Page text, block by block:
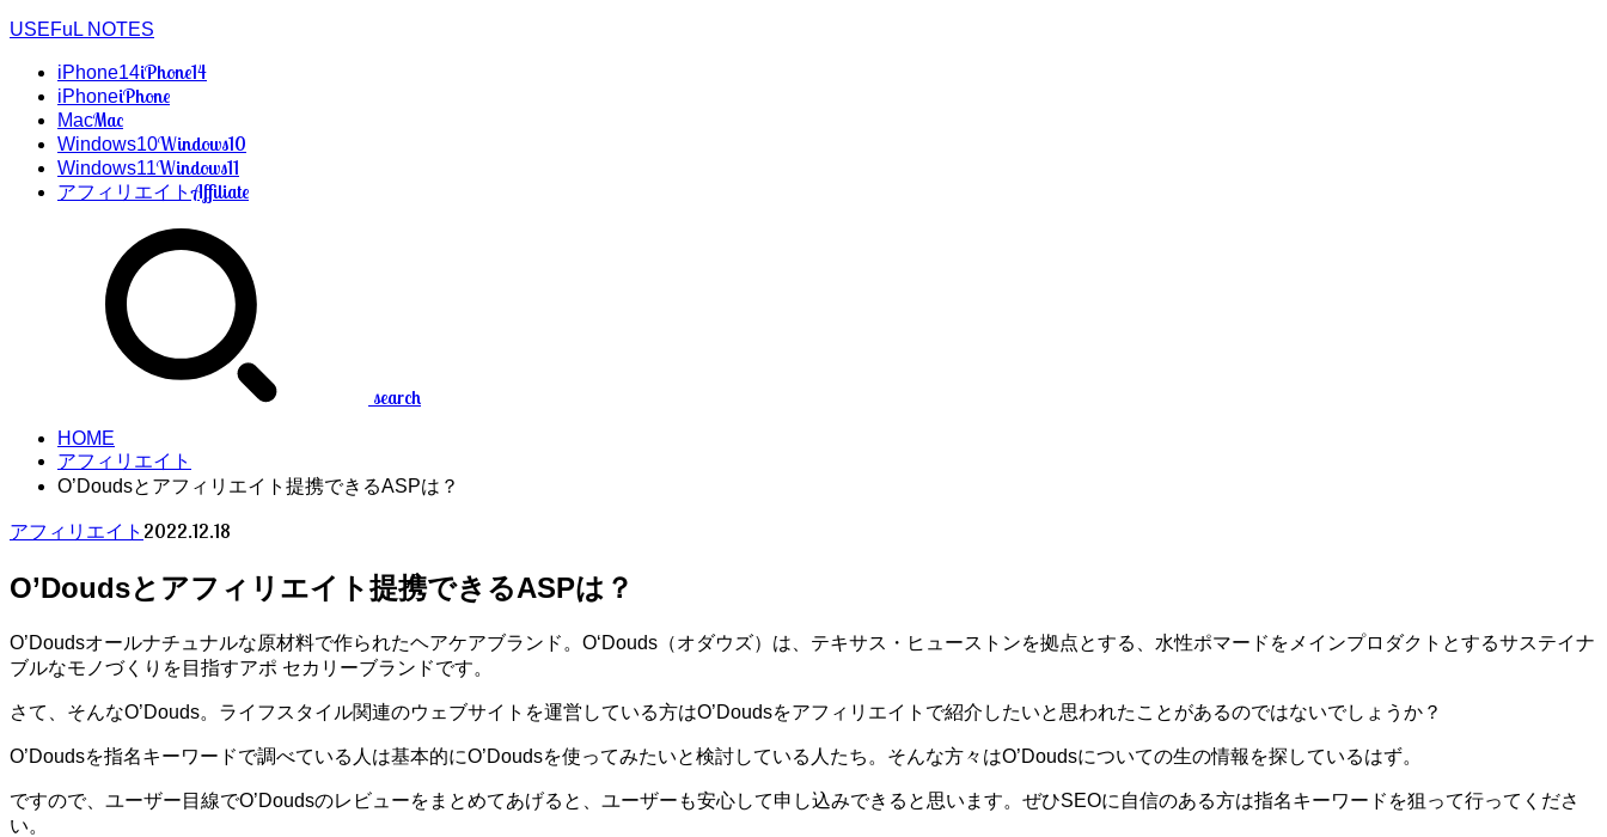
USEFuL NOTES
iPhone14iPhone14
iPhoneiPhone
MacMac
Windows10Windows10
Windows11Windows11
アフィリエイトAffiliate
search
HOME
アフィリエイト
O’Doudsとアフィリエイト提携できるASPは？
アフィリエイト 2022.12.18
O’Doudsとアフィリエイト提携できるASPは？
O’Doudsオールナチュナルな原材料で作られたヘアケアブランド。O‘Douds（オダウズ）は、テキサス・ヒューストンを拠点とする、水性ポマードをメインプロダクトとするサステイナ
ブルなモノづくりを目指すアポ セカリーブランドです。
さて、そんなO’Douds。ライフスタイル関連のウェブサイトを運営している方はO’Doudsをアフィリエイトで紹介したいと思われたことがあるのではないでしょうか？
O’Doudsを指名キーワードで調べている人は基本的にO’Doudsを使ってみたいと検討している人たち。そんな方々はO’Doudsについての生の情報を探しているはず。
ですので、ユーザー目線でO’Doudsのレビューをまとめてあげると、ユーザーも安心して申し込みできると思います。ぜひSEOに自信のある方は指名キーワードを狙って行ってくださ
い。